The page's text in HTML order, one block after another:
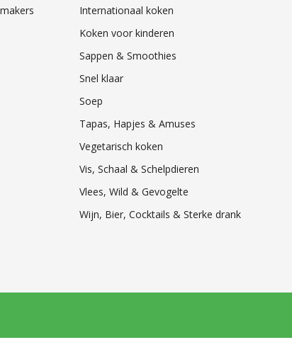
Internationaal koken
Koken voor kinderen
Sappen & Smoothies
Snel klaar
Soep
Tapas, Hapjes & Amuses
Vegetarisch koken
Vis, Schaal & Schelpdieren
Vlees, Wild & Gevogelte
Wijn, Bier, Cocktails & Sterke drank